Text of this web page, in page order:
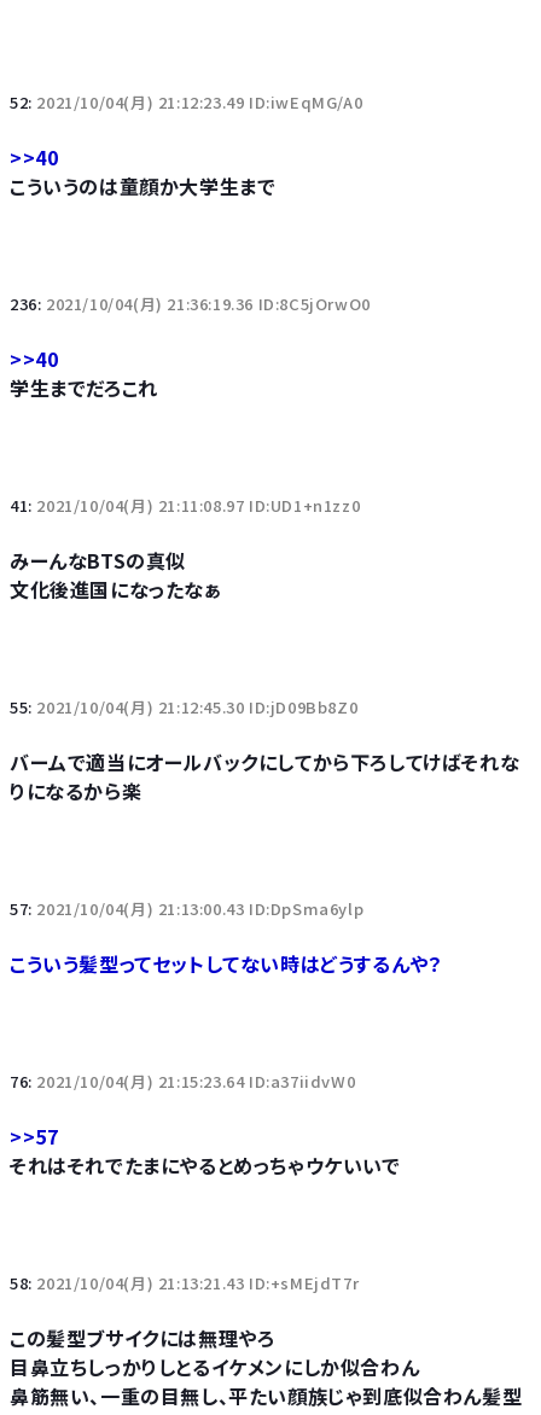
52: 2021/10/04(月) 21:12:23.49 ID:iwEqMG/A0
>>40
こういうのは童顔か大学生まで
236: 2021/10/04(月) 21:36:19.36 ID:8C5jOrwO0
>>40
学生までだろこれ
41: 2021/10/04(月) 21:11:08.97 ID:UD1+n1zz0
みーんなBTSの真似
文化後進国になったなぁ
55: 2021/10/04(月) 21:12:45.30 ID:jD09Bb8Z0
バームで適当にオールバックにしてから下ろしてけばそれな
りになるから楽
57: 2021/10/04(月) 21:13:00.43 ID:DpSma6ylp
こういう髪型ってセットしてない時はどうするんや？
76: 2021/10/04(月) 21:15:23.64 ID:a37iidvW0
>>57
それはそれでたまにやるとめっちゃウケいいで
58: 2021/10/04(月) 21:13:21.43 ID:+sMEjdT7r
この髪型ブサイクには無理やろ
目鼻立ちしっかりしとるイケメンにしか似合わん
鼻筋無い、一重の目無し、平たい顔族じゃ到底似合わん髪型